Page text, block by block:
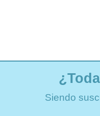
Siendo